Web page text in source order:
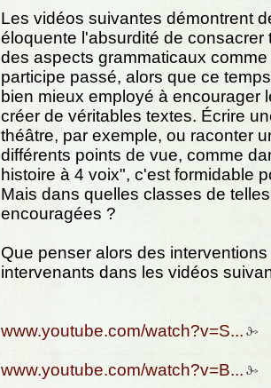
Les vidéos suivantes démontrent
éloquente l'absurdité de consacrer
des aspects grammaticaux
participe passé, alors que ce
bien mieux employé à encourager
créer de véritables textes. Écrire
théâtre, par exemple, ou raconter
différents points de vue, comme
histoire à 4 voix", c'est formidable
Mais dans quelles classes de
encouragées ?
Que penser alors des
intervenants dans les vidéos
www.youtube.com/watch?v=S...
www.youtube.com/watch?v=B...